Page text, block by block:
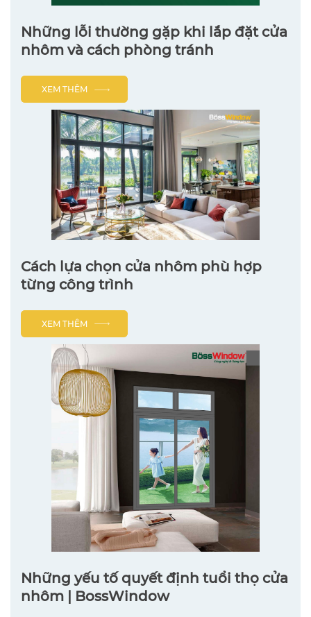
Những lỗi thường gặp khi lắp đặt cửa
nhôm và cách phòng tránh
XEM THÊM
Cách lựa chọn cửa nhôm phù hợp
từng công trình
XEM THÊM
Những yếu tố quyết định tuổi thọ cửa
nhôm | BossWindow